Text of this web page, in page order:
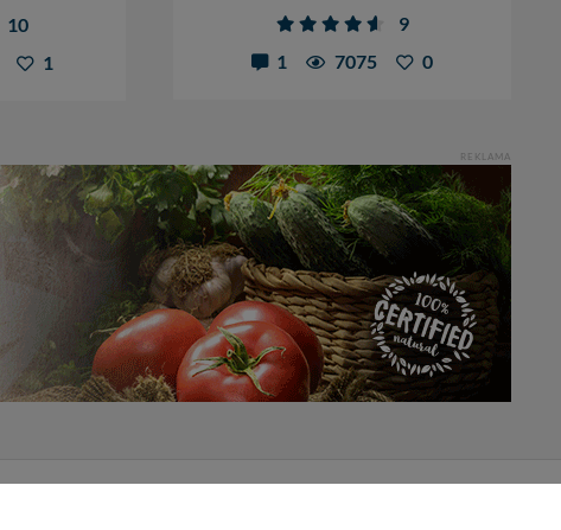
10
1
9
1
7075 0
REKLAMA